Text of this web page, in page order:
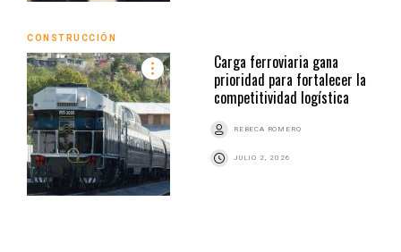
CONSTRUCCIÓN
Carga ferroviaria gana
prioridad para fortalecer la
competitividad logística
REBECA ROMERO
JULIO 2, 2026